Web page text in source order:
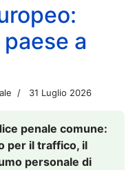
a
31 Luglio 2026
penale comune:
per il traffico, il
personale di